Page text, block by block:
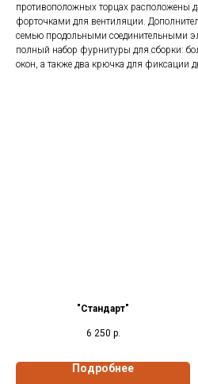
противоположных торцах расположены
форточками для вентиляции.
семью продольными соединительными
полный набор фурнитуры для сборки:
окон, а также два крючка для фиксации
"Стандарт"
6 250 р.
Подробнее